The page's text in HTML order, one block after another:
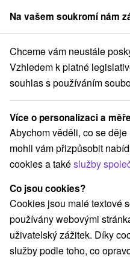
člen skupinySorger
Slovensku Stredné Slovensko
Ubytování
Kategorie
Všechny kategorie
Chaty
Drevenice(2) Ubytovne(1)
Vyberte lokalitu
VŠECHNY TOP -
Na vašem soukromí nám
Chceme vám neustále
Vzhledem k platné
souhlas s používáním
Více o personalizaci a
Abychom věděli, co se
mohli vám přizpůsobit
cookies a takéslužby
Co jsou cookies?
Cookies jsou malé textové
používány webovými
uživatelský zážitek. Díky
služby podle toho, co